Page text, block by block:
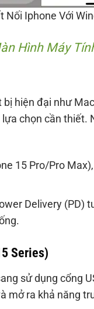
Nối Iphone Với
Hình Máy
hiện đại như
chọn cần thiết.
15 Pro/Pro
Delivery (PD)
Series)
sử dụng cổng
mở ra khả năng